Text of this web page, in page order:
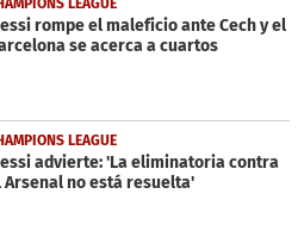
LEAGUE
rompe el maleficio ante Cech y el
se acerca a cuartos
LEAGUE
advierte: 'La eliminatoria contra
Arsenal no está resuelta'